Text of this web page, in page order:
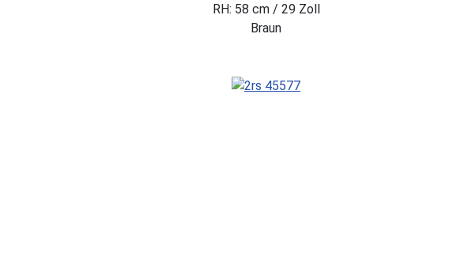
RH: 58 cm / 29 Zoll
Braun